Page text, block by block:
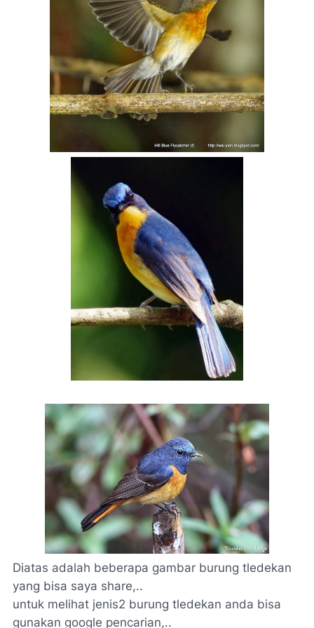
Diatas adalah beberapa gambar burung tledekan
yang bisa saya share,..
untuk melihat jenis2 burung tledekan anda bisa
gunakan google pencarian,..